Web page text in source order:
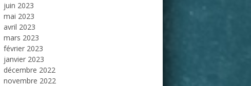
juin 2023
mai 2023
avril 2023
mars 2023
février 2023
janvier 2023
décembre 2022
novembre 2022